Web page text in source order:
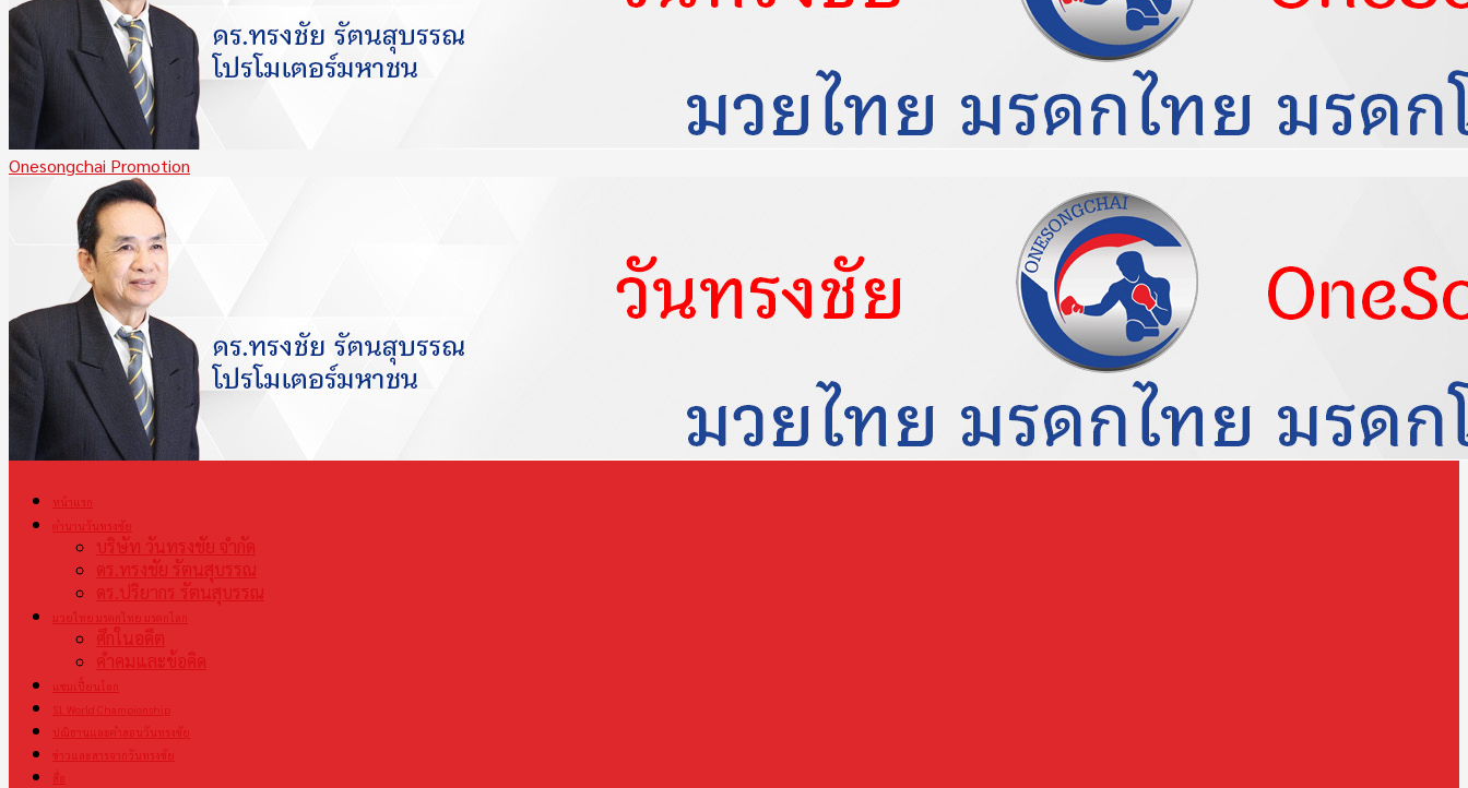
Onesongchai Promotion
หน้าแรก
ตำนานวันทรงชัย
บริษัท วันทรงชัย จำกัด
ดร.ทรงชัย รัตนสุบรรณ
ดร.ปริยากร รัตนสุบรรณ
มวยไทย มรดกไทย มรดกโลก
ศึกในอดีต
คำคมและข้อคิด
แชมเปี้ยนโลก
S1 World Championship
ปณิธานและคำสอนวันทรงชัย
ข่าวและสารจากวันทรงชัย
สื่อ